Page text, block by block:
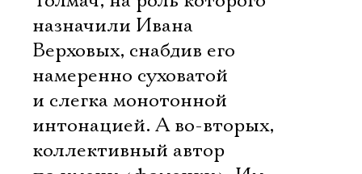
назначили Ивана
Верховых, снабдив его
намеренно суховатой
и слегка монотонной
интонацией. А во-вторых, 
коллективный автор